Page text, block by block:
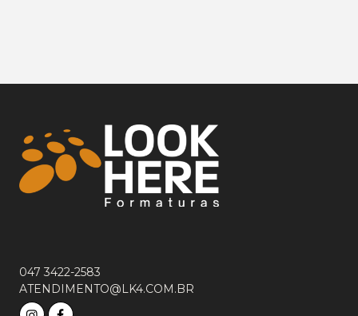
047 3422-2583
ATENDIMENTO@LK4.COM.BR